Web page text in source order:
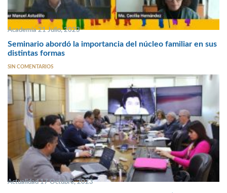
Academia 21 Julio, 2023
Seminario abordó la importancia del núcleo familiar en sus
distintas formas
SIN COMENTARIOS
Actualidad 17 Octubre, 2023